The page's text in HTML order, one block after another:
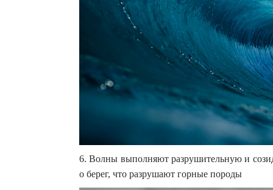
6. Волны выполняют разрушительную и
о берег, что разрушают горные породы